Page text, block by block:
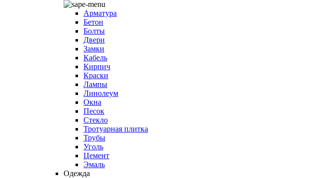
Арматура
Бетон
Болты
Двери
Замки
Кабель
Кирпич
Краски
Лампы
Линолеум
Окна
Песок
Стекло
Тротуарная плитка
Трубы
Уголь
Цемент
Эмаль
Одежда